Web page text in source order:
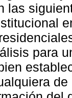
las
para